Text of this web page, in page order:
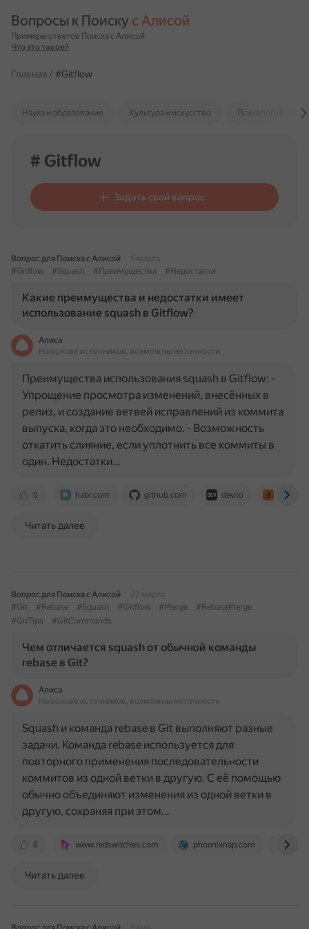
Вопросы к Поиску с Алисой
Примеры ответов Поиска с Алисой
Что это такое?
Главная / #Gitflow
Наука и образование Культура и искусство Психология и
# Gitflow
Задать свой вопрос
Вопрос для Поиска с Алисой
5 марта
#Gitflow
#Squash #Преимущества #Недостатки
Какие преимущества и недостатки имеет
использование squash в Gitflow?
Алиса
На основе источников, возможны неточности
0 habr.com github.com dev.to
Преимущества использования squash в Gitflow: -
Упрощение просмотра изменений, внесённых в
релиз, и создание ветвей исправлений из коммита
выпуска, когда это необходимо. - Возможность
откатить слияние, если уплотнить все коммиты в
один. Недостатки…
Читать далее
Вопрос для Поиска с Алисой
22 марта
#Git
#Rebase #Squash #Gitflow #Merge
#RebaseMerge
#GitTips
#GitCommands
Чем отличается squash от обычной команды
rebase в Git?
Алиса
На основе источников, возможны неточности
0 www.redswitches.com phoenixnap.com
Squash и команда rebase в Git выполняют разные
задачи. Команда rebase используется для
повторного применения последовательности
коммитов из одной ветки в другую. С её помощью
обычно объединяют изменения из одной ветки в
другую, сохраняя при этом…
Читать далее